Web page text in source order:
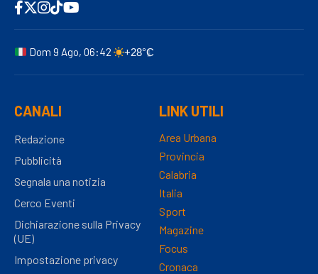
Dom 9 Ago, 06:42 +28°C
CANALI
Redazione
Pubblicità
Segnala una notizia
Cerco Eventi
Dichiarazione sulla Privacy
(UE)
Impostazione privacy
LINK UTILI
Area Urbana
Provincia
Calabria
Italia
Sport
Magazine
Focus
Cronaca